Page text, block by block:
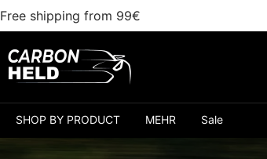
Free shipping from 99€
Carbonheld
SHOP BY PRODUCT MEHR Sale